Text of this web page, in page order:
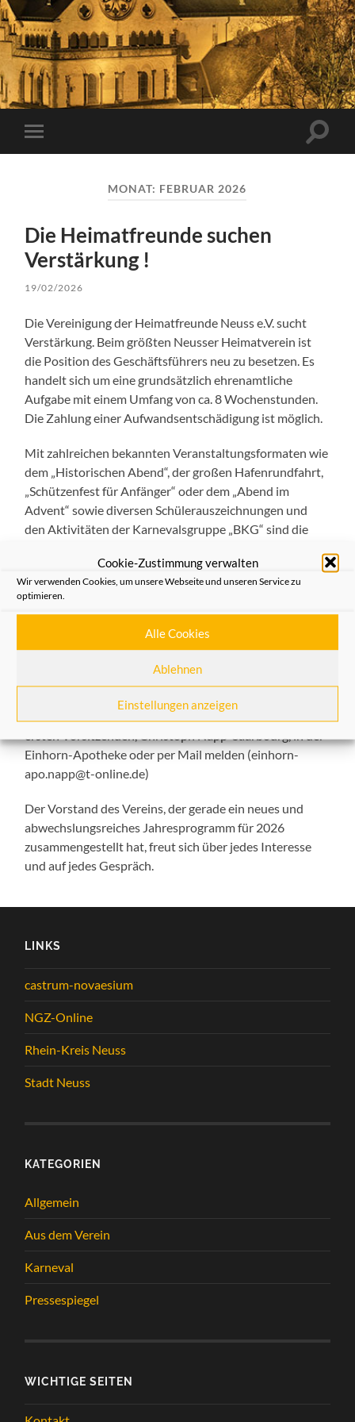
Cookie-Zustimmung verwalten
Wir verwenden Cookies, um unsere Webseite und unseren Service zu
optimieren.
Alle Cookies
Ablehnen
Einstellungen anzeigen
Mobile-
Menü
MONAT: FEBRUAR 2026
Die Heimatfreunde suchen
Verstärkung !
19/02/2026
Die Vereinigung der Heimatfreunde Neuss e.V. sucht
Verstärkung. Beim größten Neusser Heimatverein ist
die Position des Geschäftsführers neu zu besetzen. Es
handelt sich um eine grundsätzlich ehrenamtliche
Aufgabe mit einem Umfang von ca. 8 Wochenstunden.
Die Zahlung einer Aufwandsentschädigung ist möglich.
Mit zahlreichen bekannten Veranstaltungsformaten wie
dem „Historischen Abend“, der großen Hafenrundfahrt,
„Schützenfest für Anfänger“ oder dem „Abend im
Advent“ sowie diversen Schülerauszeichnungen und
den Aktivitäten der Karnevalsgruppe „BKG“ sind die
gesellschaftlichen Leben der Stadt verankert. Außerdem
sind sie Herausgeber der beliebten Buchreihe „Die
Wer Interesse hat, kann sich über die Homepage des
Vereins (www.heimatfreunde-neuss.de), per Mail
(geschaeftsstelle@heimatfreunde-neuss.de) oder beim
ersten Vorsitzenden, Christoph Napp-Saarbourg, in der
Einhorn-Apotheke oder per Mail melden (einhorn-
apo.napp@t-online.de)
Der Vorstand des Vereins, der gerade ein neues und
abwechslungsreiches Jahresprogramm für 2026
zusammengestellt hat, freut sich über jedes Interesse
und auf jedes Gespräch.
LINKS
castrum-novaesium
NGZ-Online
Rhein-Kreis Neuss
Stadt Neuss
KATEGORIEN
Allgemein
Aus dem Verein
Karneval
Pressespiegel
WICHTIGE SEITEN